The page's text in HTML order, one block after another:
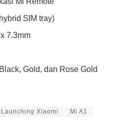
SIM tray)
7.3mm
Gold, dan Rose Gold
Launching Xiaomi Mi A1